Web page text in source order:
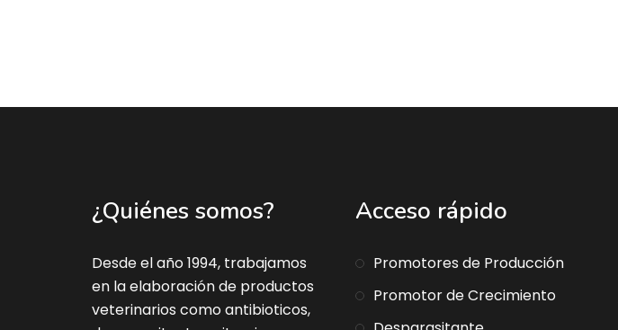
¿Quiénes somos?
Desde el año 1994, trabajamos
en la elaboración de productos
veterinarios como antibioticos,
Acceso rápido
Promotores de Producción
Promotor de Crecimiento